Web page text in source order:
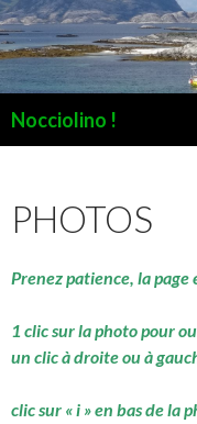
Nocciolino !
PHOTOS
Prenez patience, la page
1 clic sur la photo pour
un clic à droite ou à
clic sur « i » en bas de la